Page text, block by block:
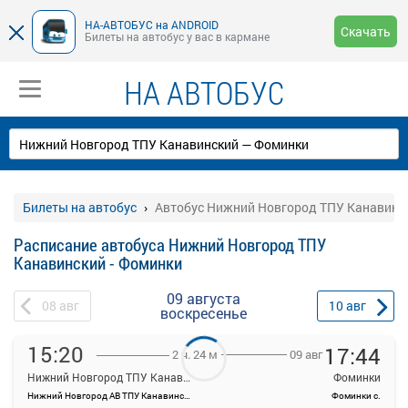
НА-АВТОБУС на ANDROID
Билеты на автобус у вас в кармане
Скачать
НА АВТОБУС
Билеты на автобус Автобус Нижний Новгород ТПУ
Расписание автобуса Нижний Новгород ТПУ
Канавинский - Фоминки
08 авг 09 августа
воскресенье 10авг
15:20
Нижний Новгород ТПУ Канавинский
Нижний Новгород АВ ТПУ Канавинский
2 ч. 24 м 09 авг 17:44
Фоминки
Фоминки с.